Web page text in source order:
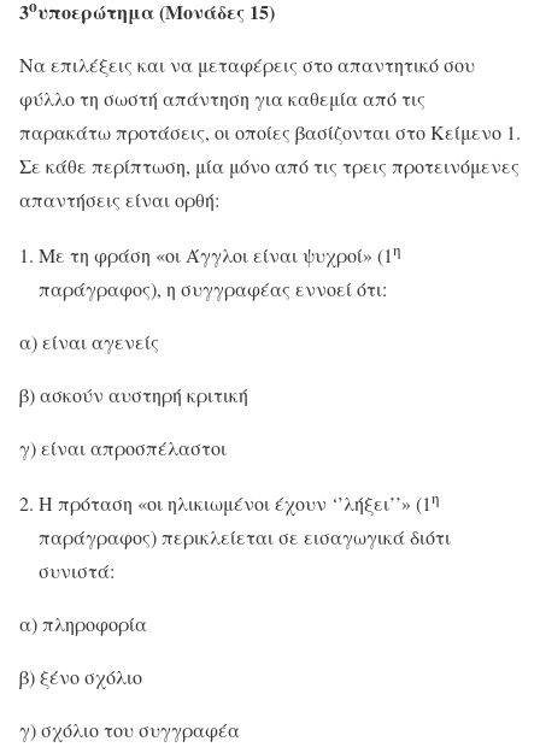
3ουποερώτημα (Μονάδες 15)
Να επιλέξεις και να μεταφέρεις στο απαντητικό σου
φύλλο τη σωστή απάντηση για καθεμία από τις
παρακάτω προτάσεις, οι οποίες βασίζονται στο Κείμενο 1.
Σε κάθε περίπτωση, μία μόνο από τις τρεις προτεινόμενες
απαντήσεις είναι ορθή:
Με τη φράση «οι Άγγλοι είναι ψυχροί» (1η
παράγραφος), η συγγραφέας εννοεί ότι:
α) είναι αγενείς
β) ασκούν αυστηρή κριτική
γ) είναι απροσπέλαστοι
Η πρόταση «οι ηλικιωμένοι έχουν ‘’λήξει’’» (1η
παράγραφος) περικλείεται σε εισαγωγικά διότι
συνιστά:
α) πληροφορία
β) ξένο σχόλιο
γ) σχόλιο του συγγραφέα